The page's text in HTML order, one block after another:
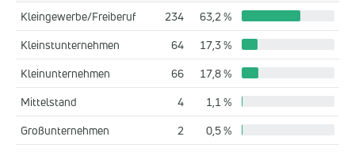
Kleingewerbe/Freiberuf 234
63,2 %
Kleinstunternehmen
64
17,3 %
Kleinunternehmen
66
17,8 %
Mittelstand
4
1,1 %
Großunternehmen
2
0,5 %